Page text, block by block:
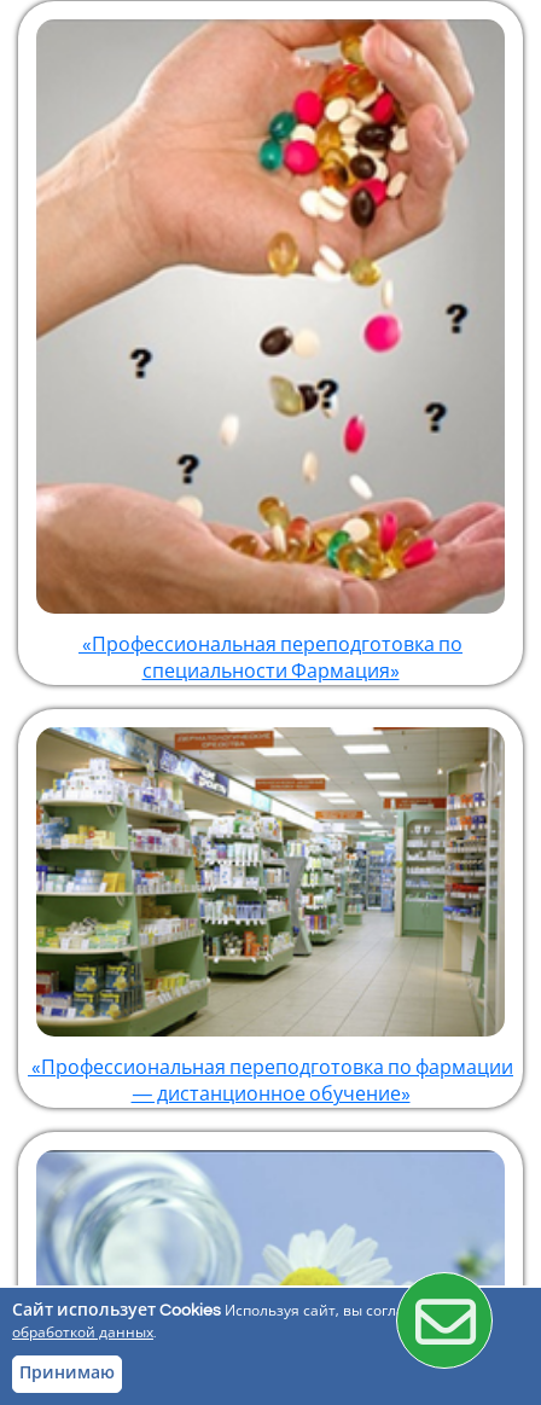
«Профессиональная переподготовка по
специальности Фармация»
«Профессиональная переподготовка по фармации
— дистанционное обучение»
Сайт использует Cookies Используя сайт, вы соглашаетесь с
обработкой данных.
Принимаю